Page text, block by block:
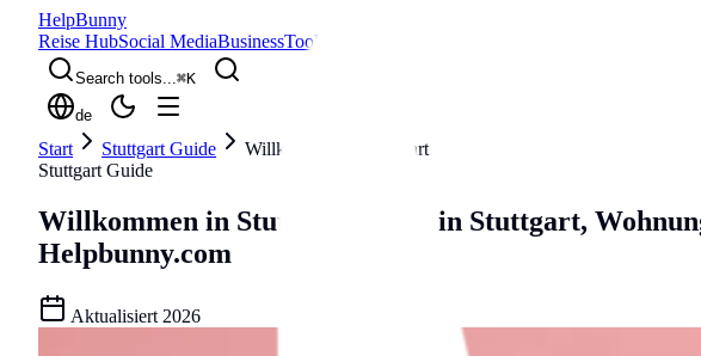
HelpBunny
Reise HubSocial MediaBusinessTools
Search tools...⌘K
de
Start Stuttgart Guide
Willkommen in Stuttgart
Stuttgart Guide
Willkommen in Stuttgart
Leben in Stuttgart,
Helpbunny.com
Aktualisiert 2026